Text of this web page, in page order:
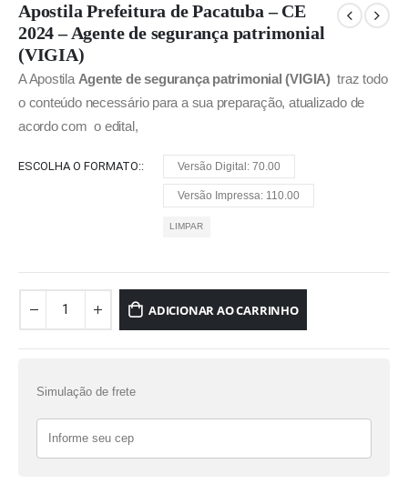
Apostila Prefeitura de Pacatuba – CE
2024 – Agente de segurança patrimonial
(VIGIA)
A ApostilaAgente de segurança patrimonial (VIGIA)traz todo
o conteúdo necessário para a sua preparação, atualizado de
acordo com o edital,
ESCOLHA O FORMATO: Versão Digital: 70.00
Versão Impressa: 110.00
LIMPAR
ADICIONAR AO CARRINHO
Simulação de frete